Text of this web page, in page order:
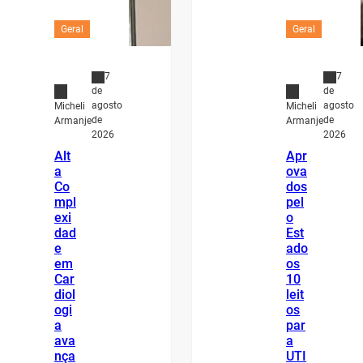
Geral
Micheli
Armanje
7
de
agosto
de
2026
Alt
a
Co
mpl
exi
dad
e
em
Car
diol
ogi
a
ava
nça
Geral
Micheli
Armanje
7
de
agosto
de
2026
Apr
ova
dos
pel
o
Est
ado
os
10
leit
os
par
a
UTI